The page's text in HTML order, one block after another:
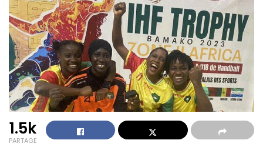
1.5k
PARTAGE